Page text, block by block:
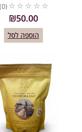
☆
☆
☆
(0)
₪50.00
הוספה לסל